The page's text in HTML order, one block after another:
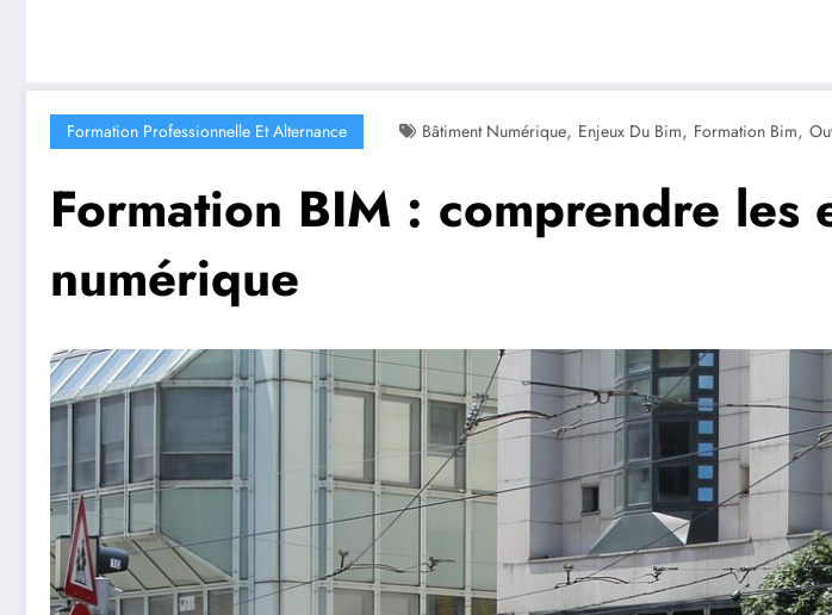
Formation Professionnelle Et Alternance Bâtiment Numérique, Enjeux Du Bim, Formation Bim,
Formation BIM : comprendre
numérique